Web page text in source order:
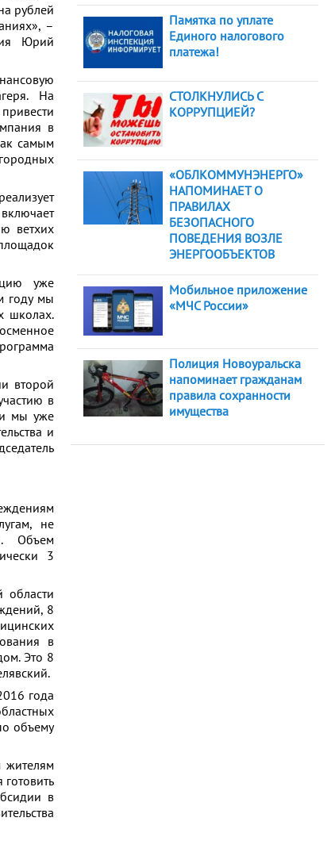
рублей
–
Юрий
На
в
самым
ветхих
уже
году мы
школах.
второй
в
мы уже
и
не
Объем
3
8
в
Это 8
года
объему
жителям
в
Памятка по уплате
Единого налогового
платежа!
СТОЛКНУЛИСЬ С
КОРРУПЦИЕЙ?
«ОБЛКОММУНЭНЕРГО»
НАПОМИНАЕТ О
ПРАВИЛАХ
БЕЗОПАСНОГО
ПОВЕДЕНИЯ ВОЗЛЕ
ЭНЕРГООБЪЕКТОВ
Мобильное приложение
«МЧС России»
Полиция Новоуральска
напоминает гражданам
правила сохранности
имущества